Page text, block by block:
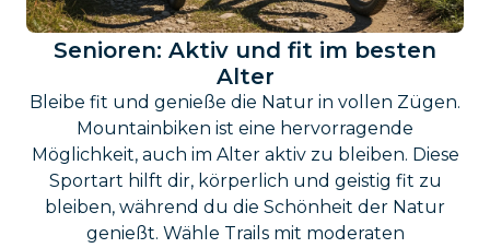
Senioren: Aktiv und fit im besten
Alter
Bleibe fit und genieße die Natur in vollen Zügen.
Mountainbiken ist eine hervorragende
Möglichkeit, auch im Alter aktiv zu bleiben. Diese
Sportart hilft dir, körperlich und geistig fit zu
bleiben, während du die Schönheit der Natur
genießt. Wähle Trails mit moderaten